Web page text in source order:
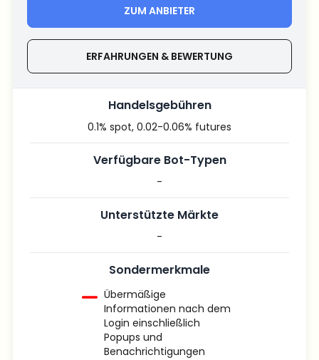
ZUM ANBIETER
ERFAHRUNGEN & BEWERTUNG
Handelsgebühren
0.1% spot, 0.02-0.06% futures
Verfügbare Bot-Typen
-
Unterstützte Märkte
-
Sondermerkmale
Übermäßige
Informationen nach dem
Login einschließlich
Popups und
Benachrichtigungen